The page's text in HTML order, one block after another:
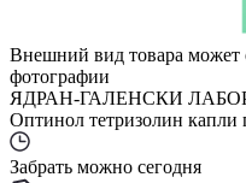
Внешний вид товара может
фотографии
ЯДРАН-ГАЛЕНСКИ
Оптинол тетризолин капли
Забрать можно сегодня